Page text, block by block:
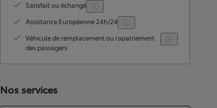
Satisfait ou échangé
Assistance Européenne 24h/24
Véhicule de remplacement ou rapatriement
des passagers
Nos services